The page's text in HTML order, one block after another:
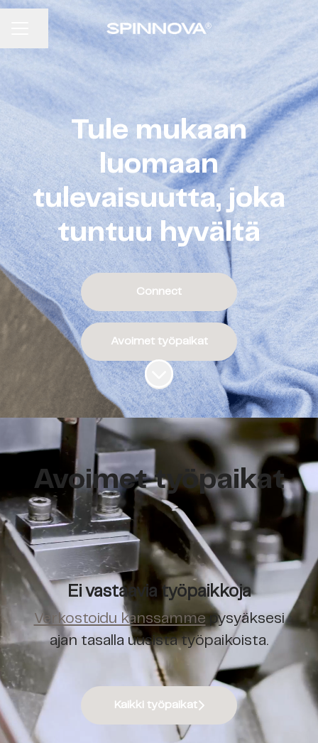
URAVALIKKO
Jaa sivu
Tule mukaan
luomaan
tulevaisuutta, joka
tuntuu hyvältä
Connect
Avoimet työpaikat
Siirry sisältöön
Avoimet työpaikat
Ei vastaavia työpaikkoja
Verkostoidu kanssamme pysyäksesi
ajan tasalla uusista työpaikoista.
Kaikki työpaikat